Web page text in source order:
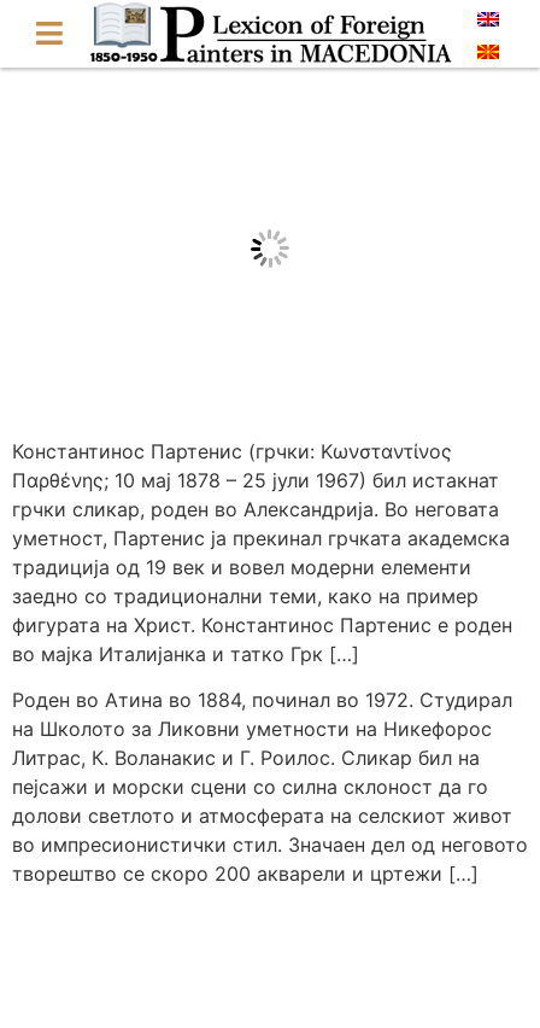
Константинос Партенис (грчки: Κωνσταντίνος
Παρθένης; 10 мај 1878 – 25 јули 1967) бил истакнат
грчки сликар, роден во Александрија. Во неговата
уметност, Партенис ја прекинал грчката академска
традиција од 19 век и вовел модерни елементи
заедно со традиционални теми, како на пример
фигурата на Христ. Константинос Партенис е роден
во мајка Италијанка и татко Грк […]
Роден во Атина во 1884, починал во 1972. Студирал
на Школото за Ликовни уметности на Никефорос
Литрас, К. Воланакис и Г. Роилос. Сликар бил на
пејсажи и морски сцени со силна склоност да го
долови светлото и атмосферата на селскиот живот
во импресионистички стил. Значаен дел од неговото
творештво се скоро 200 акварели и цртежи […]